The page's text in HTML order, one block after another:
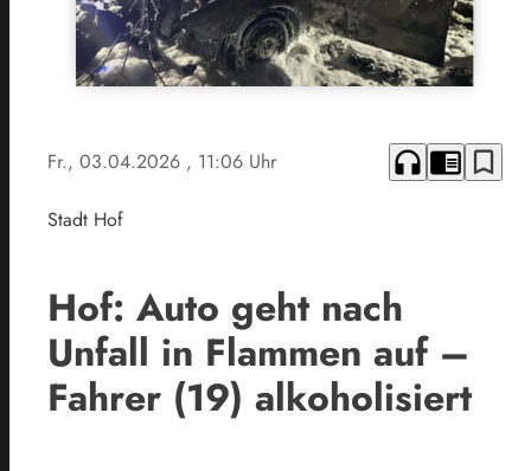
Fr., 03.04.2026 , 11:06 Uhr headphones chrome_reader_mode bookmark_border
Stadt Hof
Hof: Auto geht nach
Unfall in Flammen auf –
Fahrer (19) alkoholisiert